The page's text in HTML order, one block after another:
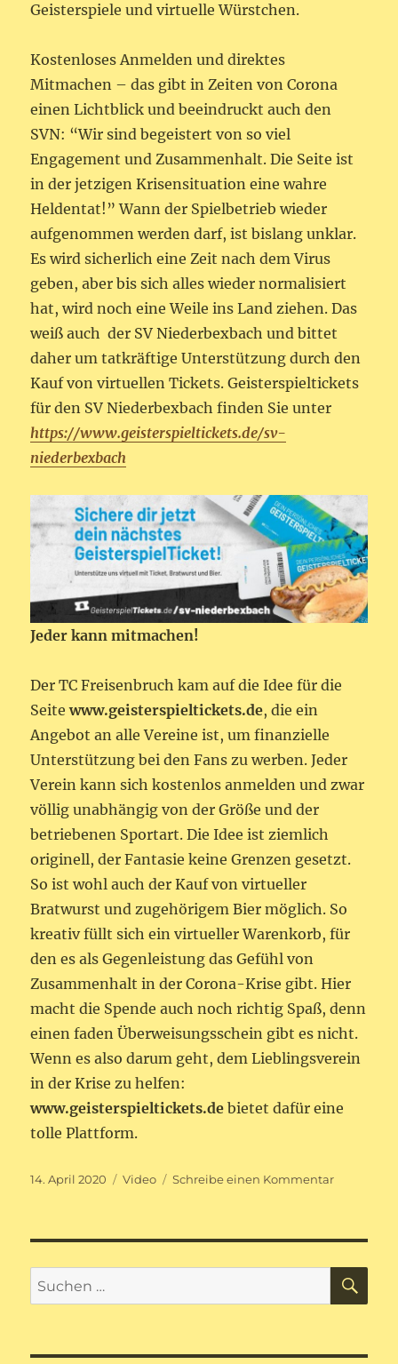
Geisterspiele und virtuelle Würstchen.
Kostenloses Anmelden und direktes
Mitmachen – das gibt in Zeiten von Corona
einen Lichtblick und beeindruckt auch den
SVN: “Wir sind begeistert von so viel
Engagement und Zusammenhalt. Die Seite ist
in der jetzigen Krisensituation eine wahre
Heldentat!” Wann der Spielbetrieb wieder
aufgenommen werden darf, ist bislang unklar.
Es wird sicherlich eine Zeit nach dem Virus
geben, aber bis sich alles wieder normalisiert
hat, wird noch eine Weile ins Land ziehen. Das
weiß auch der SV Niederbexbach und bittet
daher um tatkräftige Unterstützung durch den
Kauf von virtuellen Tickets. Geisterspieltickets
für den SV Niederbexbach finden Sie unter
https://www.geisterspieltickets.de/sv-
niederbexbach
Jeder kann mitmachen!
Der TC Freisenbruch kam auf die Idee für die
Seitewww.geisterspieltickets.de, die ein
Angebot an alle Vereine ist, um finanzielle
Unterstützung bei den Fans zu werben. Jeder
Verein kann sich kostenlos anmelden und zwar
völlig unabhängig von der Größe und der
betriebenen Sportart. Die Idee ist ziemlich
originell, der Fantasie keine Grenzen gesetzt.
So ist wohl auch der Kauf von virtueller
Bratwurst und zugehörigem Bier möglich. So
kreativ füllt sich ein virtueller Warenkorb, für
den es als Gegenleistung das Gefühl von
Zusammenhalt in der Corona-Krise gibt. Hier
macht die Spende auch noch richtig Spaß, denn
einen faden Überweisungsschein gibt es nicht.
Wenn es also darum geht, dem Lieblingsverein
in der Krise zu helfen:
www.geisterspieltickets.de bietet dafür eine
tolle Plattform.
Veröffentlicht
14. April 2020 Format
Video Schreibe einen Kommentarzu
wendet
sich
der
Suchen
nach: